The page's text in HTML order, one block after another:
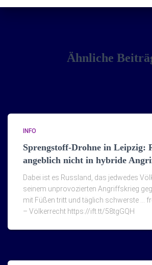
Ähnliche
INFO
Sprengstoff-Drohne in Leipzig:
angeblich nicht in hybride
Dabei ist es Russland, das jedwedes
seinem unprovozierten Angriffskrieg
mit Füßen tritt und täglich schwerste …
– Völkerrecht https://ift.tt/58tgGQH